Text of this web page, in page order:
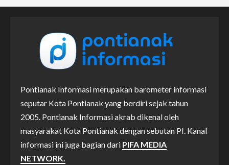
Pontianak Informasi merupakan barometer informasi
seputar Kota Pontianak yang berdiri sejak tahun
2005. Pontianak Informasi akrab dikenal oleh
masyarakat Kota Pontianak dengan sebutan PI. Kanal
informasi ini juga bagian dari PIFA MEDIA
NETWORK.